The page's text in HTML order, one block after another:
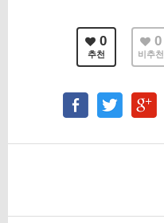
0
추천
0
비추천